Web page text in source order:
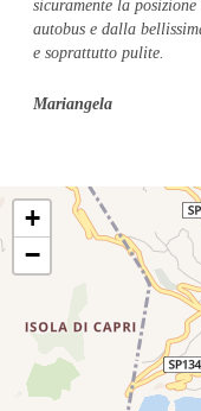
sicuramente la
autobus e dalla
e soprattutto pulite.
Mariangela
+
−